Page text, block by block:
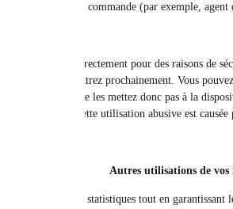
Nous
Nous pouvons être en mesure de stocker des
votre compte sur le site, vous pouvez
de votre adresse. Vous devez également
Nous pouvons utiliser vos informations